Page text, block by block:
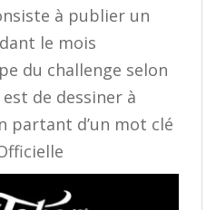
à publier un
le mois
du challenge selon
de dessiner à
partant d’un mot clé